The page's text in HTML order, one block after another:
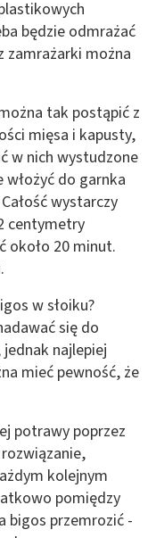
będzie odmrażać
zamrażarki można
tak postąpić z
mięsa i kapusty,
w nich wystudzone
do garnka
wystarczy
centymetry
około 20 minut.
w słoiku?
się do
jednak najlepiej
mieć pewność, że
potrawy poprzez
kolejnym
pomiędzy
bigos przemrozić -